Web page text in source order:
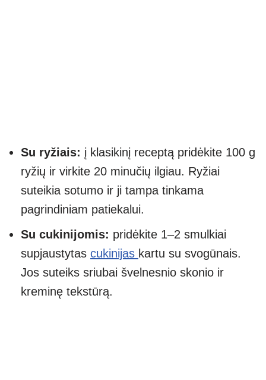
Su ryžiais: į klasikinį receptą pridėkite 100 g
ryžių ir virkite 20 minučių ilgiau. Ryžiai
suteikia sotumo ir ji tampa tinkama
pagrindiniam patiekalui.
Su cukinijomis: pridėkite 1–2 smulkiai
supjaustytas cukinijas kartu su svogūnais.
Jos suteiks sriubai švelnesnio skonio ir
kreminę tekstūrą.